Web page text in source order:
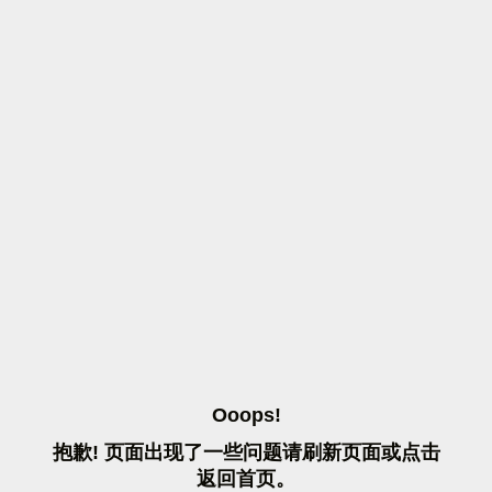
OOOPS!
抱歉! 页面出现了一些问题请刷 新页面或点击
返 回首页。